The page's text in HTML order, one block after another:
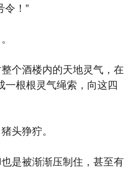
！”
个酒楼内的天地灵气，在
一根根灵气绳索，向这四
头狰狞。
是被渐渐压制住，甚至有